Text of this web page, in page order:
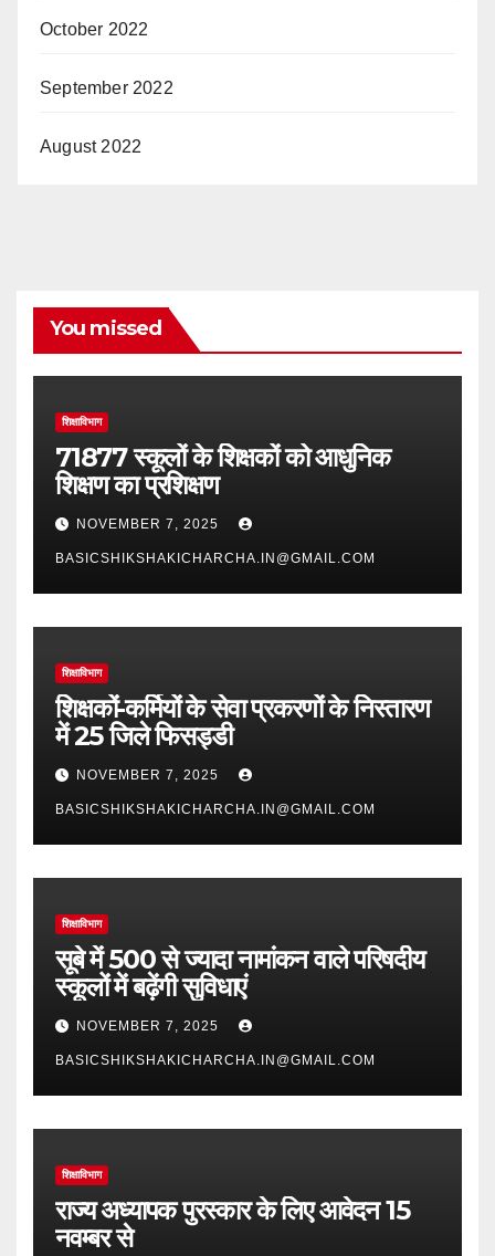
October 2022
September 2022
August 2022
You missed
शिक्षाविभाग
71877 स्कूलों के शिक्षकों को आधुनिक
शिक्षण का प्रशिक्षण
NOVEMBER 7, 2025
BASICSHIKSHAKICHARCHA.IN@GMAIL.COM
शिक्षाविभाग
शिक्षकों-कर्मियों के सेवा प्रकरणों के निस्तारण
में 25 जिले फिसड्डी
NOVEMBER 7, 2025
BASICSHIKSHAKICHARCHA.IN@GMAIL.COM
शिक्षाविभाग
सूबे में 500 से ज्यादा नामांकन वाले परिषदीय
स्कूलों में बढ़ेंगी सुविधाएं
NOVEMBER 7, 2025
BASICSHIKSHAKICHARCHA.IN@GMAIL.COM
शिक्षाविभाग
राज्य अध्यापक पुरस्कार के लिए आवेदन 15
नवम्बर से